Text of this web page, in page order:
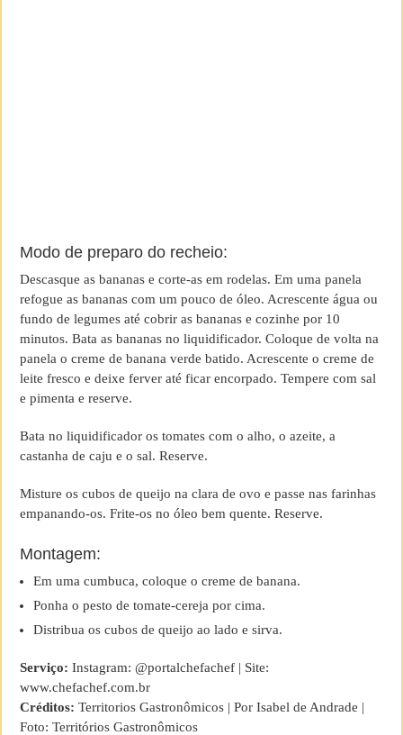
Modo de preparo do recheio:
Descasque as bananas e corte-as em rodelas. Em uma panela
refogue as bananas com um pouco de óleo. Acrescente água ou
fundo de legumes até cobrir as bananas e cozinhe por 10
minutos. Bata as bananas no liquidificador. Coloque de volta na
panela o creme de banana verde batido. Acrescente o creme de
leite fresco e deixe ferver até ficar encorpado. Tempere com sal
e pimenta e reserve.
Bata no liquidificador os tomates com o alho, o azeite, a
castanha de caju e o sal. Reserve.
Misture os cubos de queijo na clara de ovo e passe nas farinhas
empanando-os. Frite-os no óleo bem quente. Reserve.
Montagem:
Em uma cumbuca, coloque o creme de banana.
Ponha o pesto de tomate-cereja por cima.
Distribua os cubos de queijo ao lado e sirva.
Serviço: Instagram: @portalchefachef | Site:
www.chefachef.com.br
Créditos:Territorios Gastronômicos | Por Isabel de Andrade |
Foto: Territórios Gastronômicos